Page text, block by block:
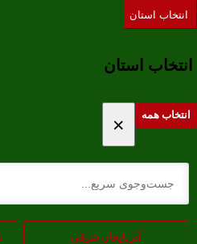
استان
استان
همه ×
آذربایجان شرقی